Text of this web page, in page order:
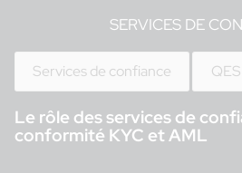
SERVICES DE
Services de confiance QES
Le rôle des services de
conformité KYC et AML